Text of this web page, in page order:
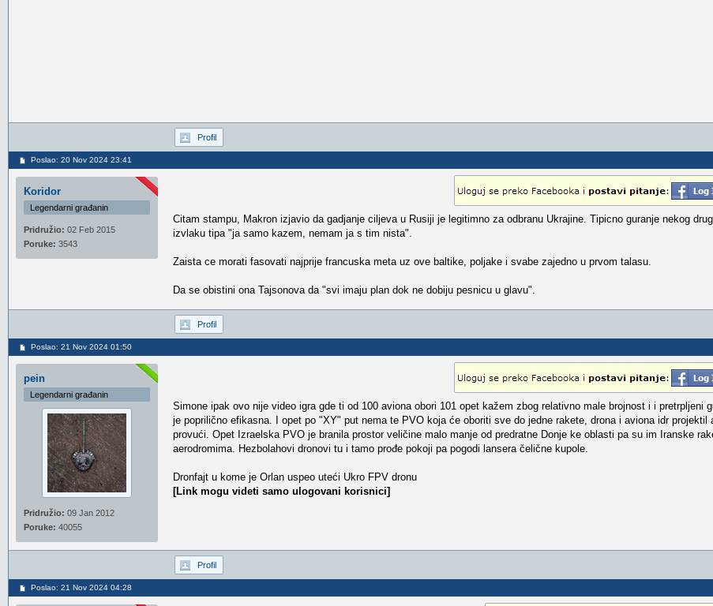
Profil
Poslao: 20 Nov 2024 23:41
Koridor
Legendarni građanin
Pridružio: 02 Feb 2015
Poruke: 3543
Citam stampu, Makron izjavio da gadjanje ciljeva u Rusiji je legitimno za odbranu Ukrajine. Tipicno guranje nekog
izvlaku tipa "ja samo kazem, nemam ja s tim nista".
Zaista ce morati fasovati najprije francuska meta uz ove baltike, poljake i svabe zajedno u prvom talasu.
Da se obistini ona Tajsonova da "svi imaju plan dok ne dobiju pesnicu u glavu".
Profil
Poslao: 21 Nov 2024 01:50
pein
Legendarni građanin
Pridružio: 09 Jan 2012
Poruke: 40055
Simone ipak ovo nije video igra gde ti od 100 aviona obori 101 opet kažem zbog relativno male brojnost i i pretrpljeni
je poprilično efikasna. I opet po "XY" put nema te PVO koja će oboriti sve do jedne rakete, drona i aviona idr projektil
provući. Opet Izraelska PVO je branila prostor veličine malo manje od predratne Donje ke oblasti pa su im Iranske
aerodromima. Hezbolahovi dronovi tu i tamo prođe pokoji pa pogodi lansera čelične kupole.
Dronfajt u kome je Orlan uspeo uteći Ukro FPV dronu
[Link mogu videti samo ulogovani korisnici]
Profil
Poslao: 21 Nov 2024 04:28